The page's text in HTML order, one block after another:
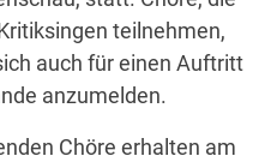
teilnehmen,
auch für einen Auftritt
anzumelden.
Chöre erhalten am